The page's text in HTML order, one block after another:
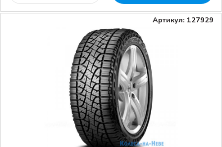
Артикул: 127929